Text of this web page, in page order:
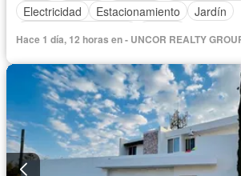
Electricidad
Estacionamiento
Jardín
Hace 1 día, 12 horas en - UNCOR REALTY